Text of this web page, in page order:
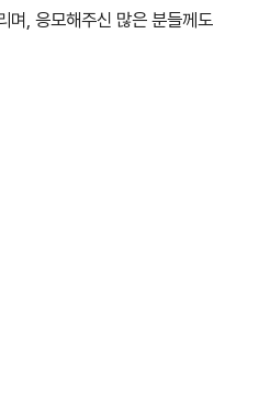
며, 응모해주신 많은 분들께도